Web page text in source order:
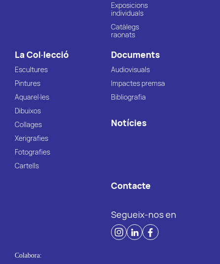
Exposicions
individuals
Catàlegs
raonats
La Col·lecció
Escultures
Pintures
Aquarel·les
Dibuixos
Collages
Xerigrafies
Fotografies
Cartells
Documents
Audiovisuals
Impactes premsa
Bibliografia
Notícies
Contacte
Segueix-nos en